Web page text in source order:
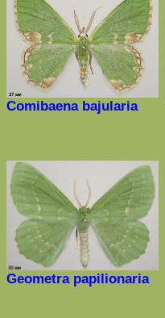
Comibaena bajularia
Geometra papilionaria